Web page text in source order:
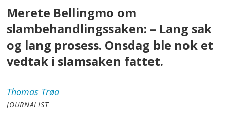
Merete Bellingmo om
slambehandlingssaken: – Lang sak
og lang prosess. Onsdag ble nok et
vedtak i slamsaken fattet.
Thomas Trøa
JOURNALIST